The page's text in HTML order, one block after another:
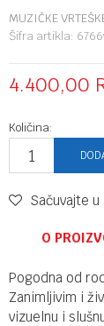
MUZIČKE
Šifra artikla:
4.400,00
Količina:
Sačuvajte
O
Pogodna od
Zanimljivim i
vizuelnu i